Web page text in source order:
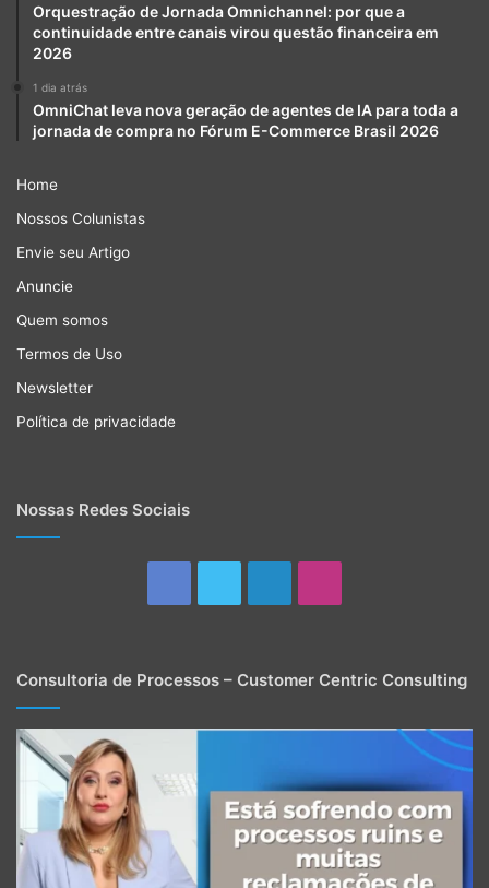
Orquestração de Jornada Omnichannel: por que a
continuidade entre canais virou questão financeira em
2026
1 dia atrás
OmniChat leva nova geração de agentes de IA para toda a
jornada de compra no Fórum E-Commerce Brasil 2026
Home
Nossos Colunistas
Envie seu Artigo
Anuncie
Quem somos
Termos de Uso
Newsletter
Política de privacidade
Nossas Redes Sociais
Consultoria de Processos – Customer Centric Consulting